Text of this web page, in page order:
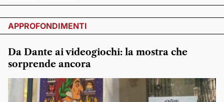
APPROFONDIMENTI
Da Dante ai videogiochi: la mostra che
sorprende ancora